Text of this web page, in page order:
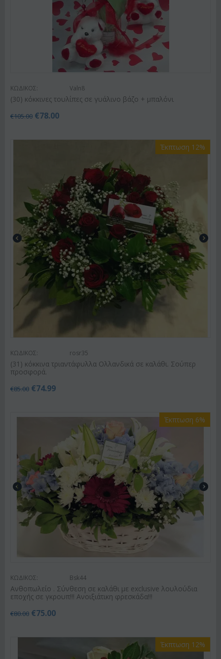
ΚΩΔΙΚΟΣ: Valn8
(30) κόκκινες τουλίπες σε γυάλινο βάζο + μπαλόνι
€105.00 €78.00
Έκπτωση 12%
ΚΩΔΙΚΟΣ: rosr35
(31) κόκκινα τριαντάφυλλα Ολλανδικά σε καλάθι. Σούπερ
προσφορά.
€85.00 €74.99
Έκπτωση 6%
ΚΩΔΙΚΟΣ: Bsk44
Ανθοπωλείο . Σύνθεση σε καλάθι με exclusive λουλούδια
εποχής σε γκρουπ!!! Ανοιξιάτικη φρεσκάδα!!!
€80.00 €75.00
Έκπτωση 12%